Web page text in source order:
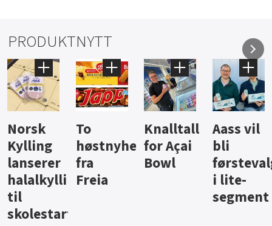
PRODUKTNYTT
Knalltall
for Açai
Bowl
Aass vil
bli
førstevalg
i lite-
Brus og
jus fra
Berentsen
Hard
iste fra
Hansa